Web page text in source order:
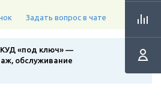
Задать вопрос в чате
«под ключ» —
обслуживание